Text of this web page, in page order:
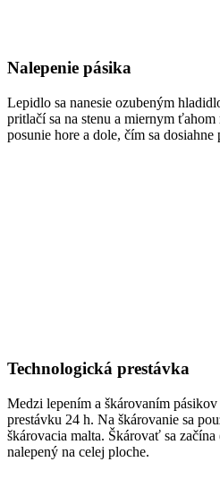
Nalepenie pásika
Lepidlo sa nanesie ozubeným
pritlačí sa na stenu a miernym
posunie hore a dole, čím sa dosiahne
Technologická prestávka
Medzi lepením a škárovaním
prestávku 24 h. Na škárovanie sa
škárovacia malta. Škárovať sa
nalepený na celej ploche.